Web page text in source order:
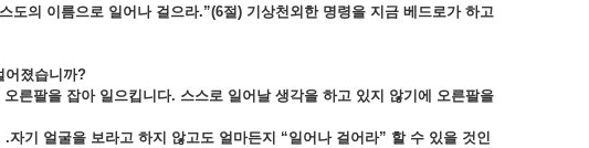
의 이름으로 일어나 걸으라.”(6절) 기상천외한 명령을 지금 베드로가 하고
어졌습니까?
오른팔을 잡아 일으킵니다. 스스로 일어날 생각을 하고 있지 않기에 오른팔을
얼굴을 보라고 하지 않고도 얼마든지 “일어나 걸어라” 할 수 있을 것인